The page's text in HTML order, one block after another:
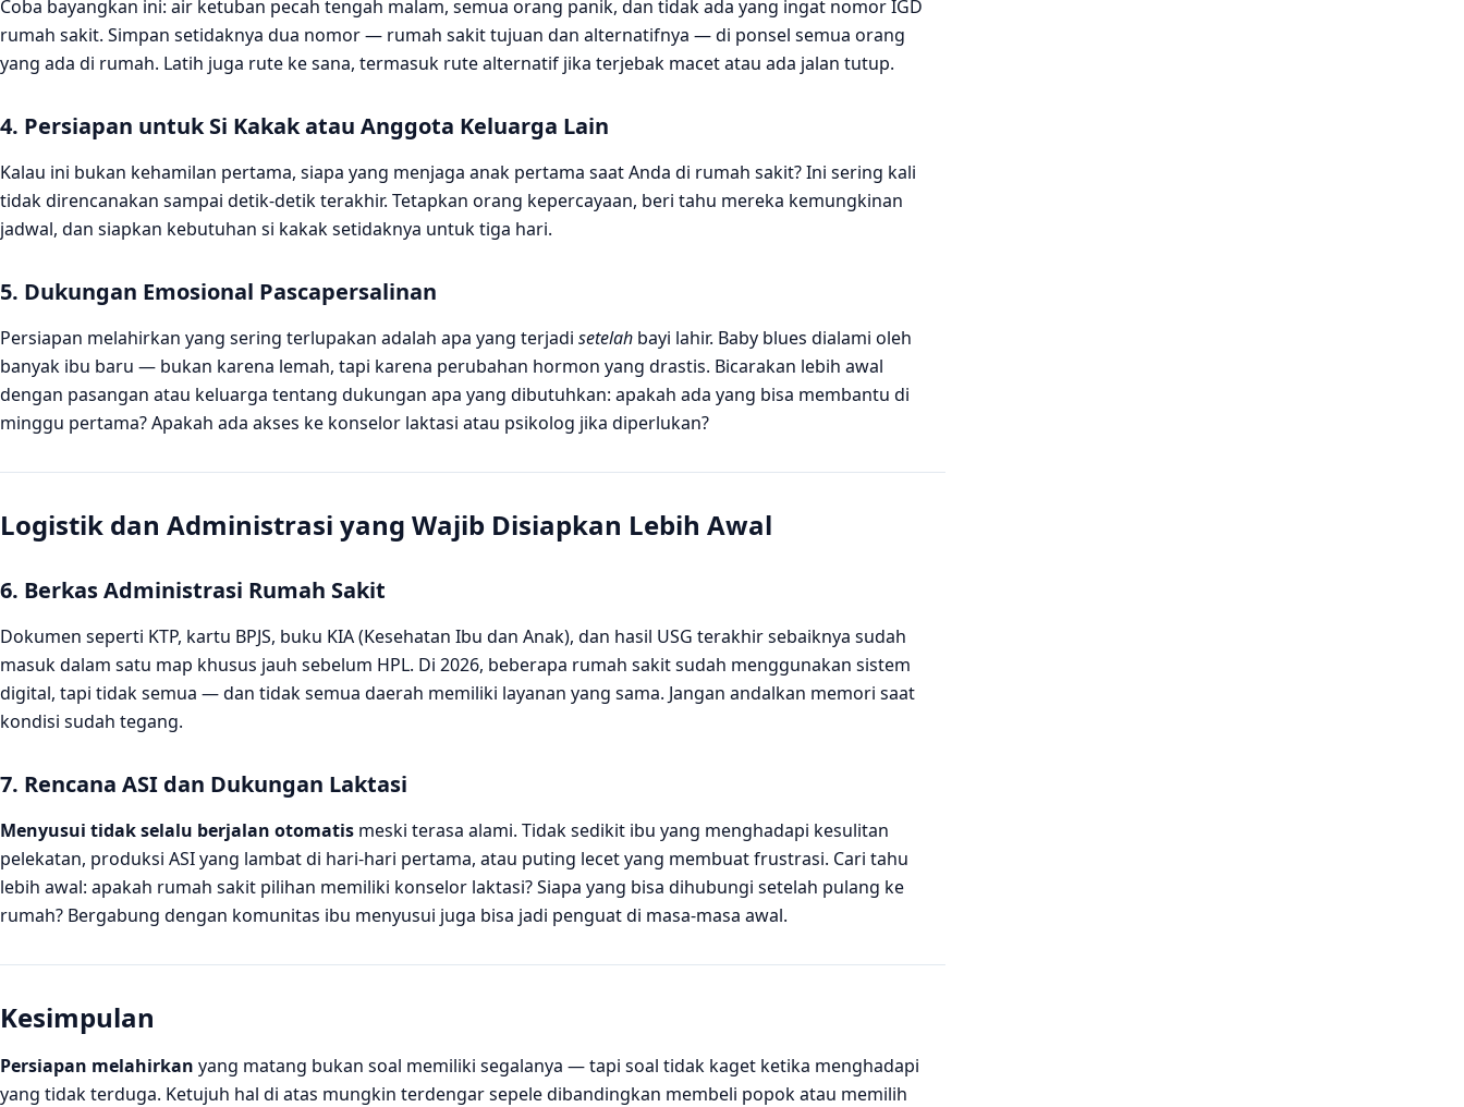
Coba bayangkan ini: air ketuban pecah tengah malam, semua orang panik, dan tidak ada yang ingat nomor IGD
rumah sakit. Simpan setidaknya dua nomor — rumah sakit tujuan dan alternatifnya — di ponsel semua orang
yang ada di rumah. Latih juga rute ke sana, termasuk rute alternatif jika terjebak macet atau ada jalan tutup.
4. Persiapan untuk Si Kakak atau Anggota Keluarga Lain
Kalau ini bukan kehamilan pertama, siapa yang menjaga anak pertama saat Anda di rumah sakit? Ini sering kali
tidak direncanakan sampai detik-detik terakhir. Tetapkan orang kepercayaan, beri tahu mereka kemungkinan
jadwal, dan siapkan kebutuhan si kakak setidaknya untuk tiga hari.
5. Dukungan Emosional Pascapersalinan
Persiapan melahirkan yang sering terlupakan adalah apa yang terjadi setelah bayi lahir. Baby blues dialami oleh
banyak ibu baru — bukan karena lemah, tapi karena perubahan hormon yang drastis. Bicarakan lebih awal
dengan pasangan atau keluarga tentang dukungan apa yang dibutuhkan: apakah ada yang bisa membantu di
minggu pertama? Apakah ada akses ke konselor laktasi atau psikolog jika diperlukan?
Logistik dan Administrasi yang Wajib Disiapkan Lebih Awal
6. Berkas Administrasi Rumah Sakit
Dokumen seperti KTP, kartu BPJS, buku KIA (Kesehatan Ibu dan Anak), dan hasil USG terakhir sebaiknya sudah
masuk dalam satu map khusus jauh sebelum HPL. Di 2026, beberapa rumah sakit sudah menggunakan sistem
digital, tapi tidak semua — dan tidak semua daerah memiliki layanan yang sama. Jangan andalkan memori saat
kondisi sudah tegang.
7. Rencana ASI dan Dukungan Laktasi
Menyusui tidak selalu berjalan otomatis meski terasa alami. Tidak sedikit ibu yang menghadapi kesulitan
pelekatan, produksi ASI yang lambat di hari-hari pertama, atau puting lecet yang membuat frustrasi. Cari tahu
lebih awal: apakah rumah sakit pilihan memiliki konselor laktasi? Siapa yang bisa dihubungi setelah pulang ke
rumah? Bergabung dengan komunitas ibu menyusui juga bisa jadi penguat di masa-masa awal.
Kesimpulan
Persiapan melahirkan yang matang bukan soal memiliki segalanya — tapi soal tidak kaget ketika menghadapi
yang tidak terduga. Ketujuh hal di atas mungkin terdengar sepele dibandingkan membeli popok atau memilih